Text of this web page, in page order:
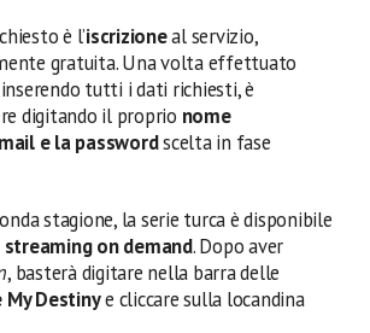
è l’iscrizioneal servizio,
gratuita. Una volta effettuato
tutti i dati richiesti, è
digitando il proprio nome
e la passwordscelta in fase
stagione, la serie turca è disponibile
streaming on demand. Dopo aver
, basterà digitare nella barra delle
My Destinye cliccare sulla locandina